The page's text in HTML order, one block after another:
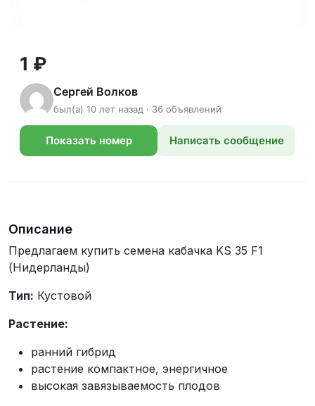
1 ₽
Сергей Волков
был(а) 10 лет назад · 36 объявлений
Показать номер Написать сообщение
Описание
Предлагаем купить семена кабачка KS 35 F1
(Нидерланды)
Тип: Кустовой
Растение:
ранний гибрид
растение компактное, энергичное
высокая завязываемость плодов